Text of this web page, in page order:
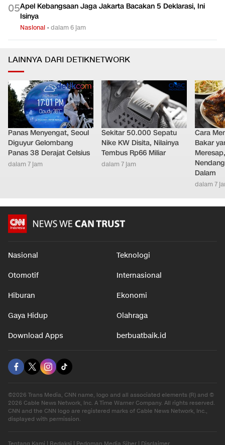
05Apel Kebangsaan Jaga Jakarta Bacakan 5 Deklarasi, Ini
Isinya
Nasional •dalam 6 jam
LAINNYA DARI DETIKNETWORK
Panas Menyengat, Seoul
Diguyur Gelombang
Panas 38 Derajat Celsius
dalam 7 jam
Sekitar 50.000 Sepatu
Nike KW Disita, Nilainya
Tembus Rp66 Miliar
dalam 7 jam
Cara
Bakar
Dalam
dalam 7
Nasional Teknologi
Otomotif Internasional
Hiburan Ekonomi
Gaya Hidup Olahraga
Download Apps berbuatbaik.id
©2026 Trans Media, CNN name, logo and all associated elements (R) and ©
2026 Cable News Network, Inc. A Time Warner Company. All rights reserved.
CNN and the CNN logo are registered marks of Cable News Network, Inc.,
displayed with permission.